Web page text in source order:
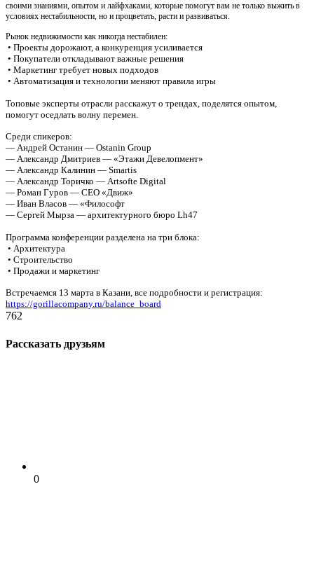
своими знаниями, опытом и лайфхаками, которые помогут вам не только выжить в
условиях нестабильности, но и процветать, расти и развиваться.
Рынок недвижимости как никогда нестабилен:
• Проекты дорожают, а конкуренция усиливается
• Покупатели откладывают важные решения
• Маркетинг требует новых подходов
• Автоматизация и технологии меняют правила игры
Топовые эксперты отрасли расскажут о трендах, поделятся опытом,
помогут оседлать волну перемен.
Среди спикеров:
— Андрей Останин — Ostanin Group
— Александр Дмитриев — «Этажи Девелопмент»
— Александр Калинин — Smartis
— Александр Торичко — Artsofte Digital
— Роман Гуров — CEO «Движ»
— Иван Власов — «Философт
— Сергей Мырза — архитектурного бюро Lh47
Программа конференции разделена на три блока:
• Архитектура
• Строительство
• Продажи и маркетинг
Встречаемся 13 марта в Казани, все подробности и регистрация:
https://gorillacompany.ru/balance_board
762
Рассказать друзьям
0